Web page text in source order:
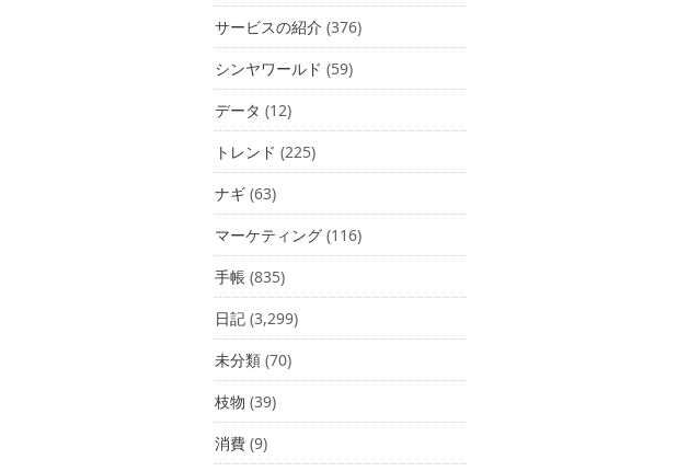
サービスの紹介 (376)
シンヤワールド (59)
データ (12)
トレンド (225)
ナギ (63)
マーケティング (116)
手帳 (835)
日記 (3,299)
未分類 (70)
枝物 (39)
消費 (9)